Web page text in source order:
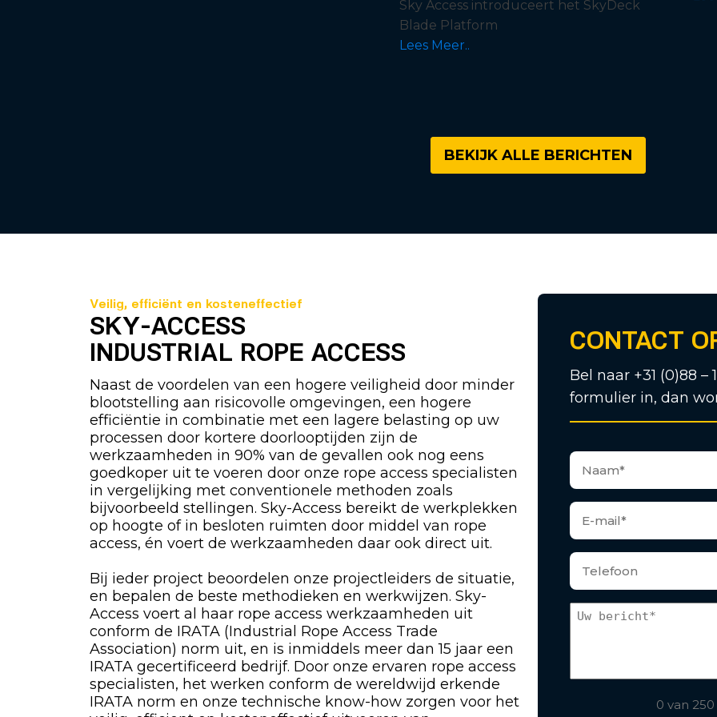
Sky Access introduceert het SkyDeck
Blade Platform
Lees Meer..
BEKIJK ALLE BERICHTEN
Veilig, efficiënt en kosteneffectief
SKY-ACCESS
INDUSTRIAL ROPE ACCESS
Naast de voordelen van een hogere veiligheid door minder
blootstelling aan risicovolle omgevingen, een hogere
efficiëntie in combinatie met een lagere belasting op uw
processen door kortere doorlooptijden zijn de
werkzaamheden in 90% van de gevallen ook nog eens
goedkoper uit te voeren door onze rope access specialisten
in vergelijking met conventionele methoden zoals
bijvoorbeeld stellingen. Sky-Access bereikt de werkplekken
op hoogte of in besloten ruimten door middel van rope
access, én voert de werkzaamheden daar ook direct uit.
Bij ieder project beoordelen onze projectleiders de situatie,
en bepalen de beste methodieken en werkwijzen. Sky-
Access voert al haar rope access werkzaamheden uit
conform de IRATA (Industrial Rope Access Trade
Association) norm uit, en is inmiddels meer dan 15 jaar een
IRATA gecertificeerd bedrijf. Door onze ervaren rope access
specialisten, het werken conform de wereldwijd erkende
IRATA norm en onze technische know-how zorgen voor het
CONTACT
Bel naar +31 (0)88
formulier in, dan
0 van